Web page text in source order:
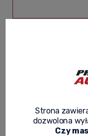
Strona
dozwolona
Czy